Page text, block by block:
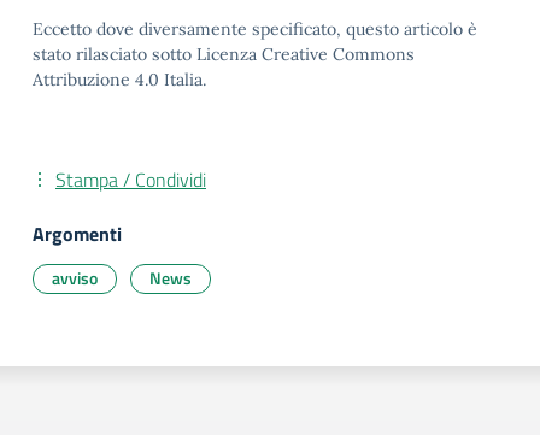
Eccetto dove diversamente specificato, questo articolo è
stato rilasciato sotto Licenza Creative Commons
Attribuzione 4.0 Italia.
Stampa / Condividi
Argomenti
avviso News